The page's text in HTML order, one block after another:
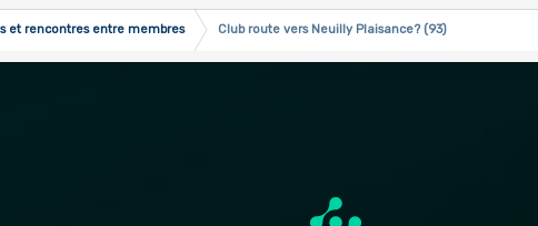
et rencontres entre membres Club route vers Neuilly Plaisance? (93)